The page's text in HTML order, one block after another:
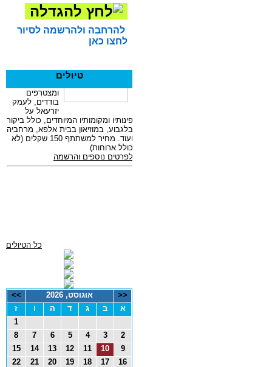
להרחבה ולהרשמה לסיור
לחצו כאן
טיולים
כל הטיולים
<< אוגוסט, 2026
>>
א
ב ג ד ה ו
ז
1
2
3
4
5
6
7
8
9
10
11
12
13
14
15
16
17
18
19
20
21
22